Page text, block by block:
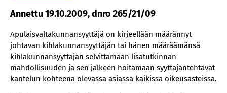
Annettu 19.10.2009, dnro 265/21/09
Apulaisvaltakunnansyyttäjä on kirjeellään määrännyt
johtavan kihlakunnansyyttäjän tai hänen määräämänsä
kihlakunnansyyttäjän selvittämään lisätutkinnan
mahdollisuuden ja sen jälkeen hoitamaan syyttäjäntehtävät
kantelun kohteena olevassa asiassa kaikissa oikeusasteissa.